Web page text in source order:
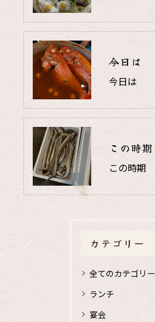
今日は
今日は
この時期
この時期
カテゴリー
全てのカテゴリー
ランチ
宴会